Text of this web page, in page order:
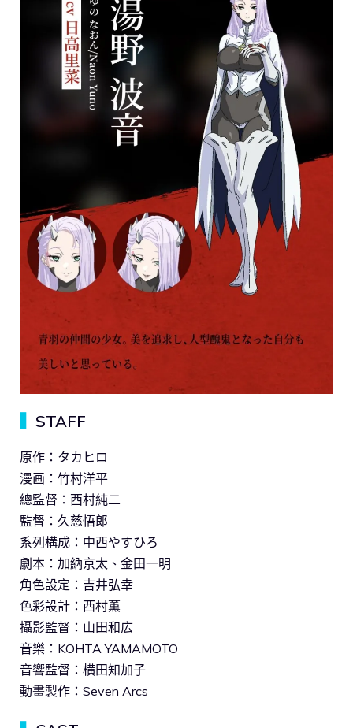
STAFF
原作：タカヒロ
漫画：竹村洋平
總監督：西村純二
監督：久慈悟郎
系列構成：中西やすひろ
劇本：加納京太、金田一明
角色設定：吉井弘幸
色彩設計：西村薫
攝影監督：山田和広
音樂：KOHTA YAMAMOTO
音響監督：横田知加子
動畫製作：Seven Arcs